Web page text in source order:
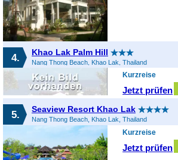
4. Khao Lak Palm Hill
Nang Thong Beach, Khao Lak, Thailand
Kurzreise
Jetzt prüfen
5. Seaview Resort Khao Lak
Nang Thong Beach, Khao Lak, Thailand
Kurzreise
Jetzt prüfen